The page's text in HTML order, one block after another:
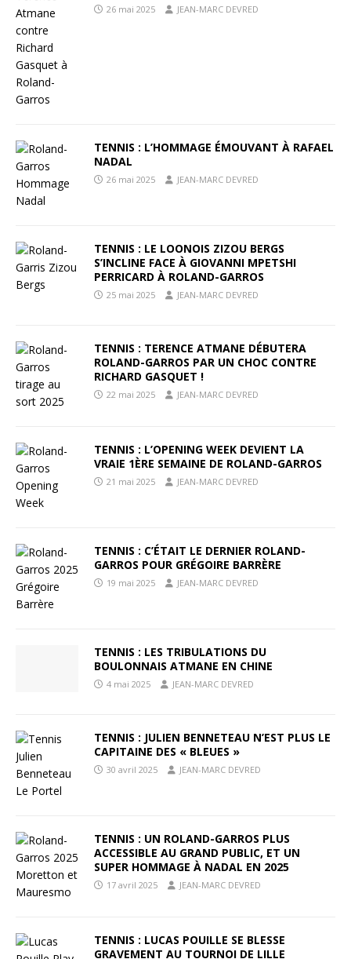
26 mai 2025 JEAN-MARC DEVRED
TENNIS : L’HOMMAGE ÉMOUVANT À RAFAEL
NADAL
26 mai 2025 JEAN-MARC DEVRED
TENNIS : LE LOONOIS ZIZOU BERGS
S’INCLINE FACE À GIOVANNI MPETSHI
PERRICARD À ROLAND-GARROS
25 mai 2025 JEAN-MARC DEVRED
TENNIS : TERENCE ATMANE DÉBUTERA
ROLAND-GARROS PAR UN CHOC CONTRE
RICHARD GASQUET !
22 mai 2025 JEAN-MARC DEVRED
TENNIS : L’OPENING WEEK DEVIENT LA
VRAIE 1ÈRE SEMAINE DE ROLAND-GARROS
21 mai 2025 JEAN-MARC DEVRED
TENNIS : C’ÉTAIT LE DERNIER ROLAND-
GARROS POUR GRÉGOIRE BARRÈRE
19 mai 2025 JEAN-MARC DEVRED
TENNIS : LES TRIBULATIONS DU
BOULONNAIS ATMANE EN CHINE
4 mai 2025 JEAN-MARC DEVRED
TENNIS : JULIEN BENNETEAU N’EST PLUS LE
CAPITAINE DES « BLEUES »
30 avril 2025 JEAN-MARC DEVRED
TENNIS : UN ROLAND-GARROS PLUS
ACCESSIBLE AU GRAND PUBLIC, ET UN
SUPER HOMMAGE À NADAL EN 2025
17 avril 2025 JEAN-MARC DEVRED
TENNIS : LUCAS POUILLE SE BLESSE
GRAVEMENT AU TOURNOI DE LILLE